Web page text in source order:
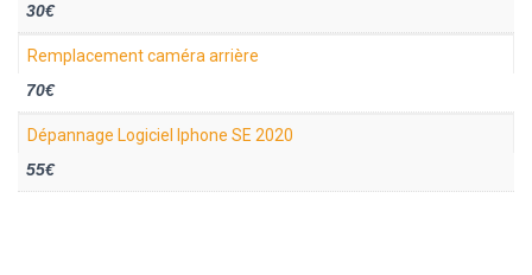
30€
Remplacement caméra arrière
70€
Dépannage Logiciel Iphone SE 2020
55€